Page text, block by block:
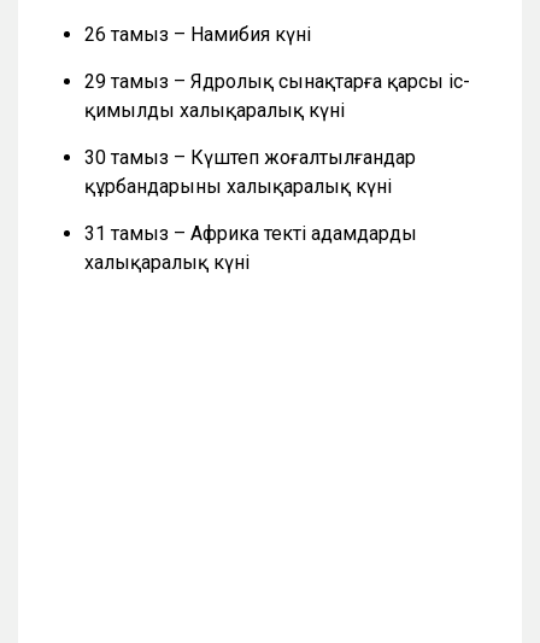
26 тамыз – Намибия күні
29 тамыз – Ядролық сынақтарға қарсы іс-
қимылдың халықаралық күні
30 тамыз – Күштеп жоғалтылғандар
құрбандарының халықаралық күні
31 тамыз – Африка текті адамдардың
халықаралық күні